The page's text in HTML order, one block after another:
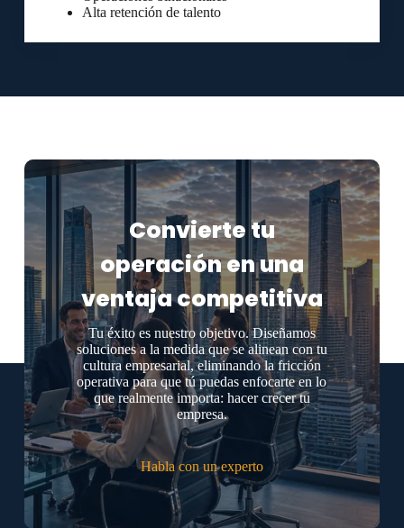
Alta retención de talento
Convierte tu
operación en una
ventaja competitiva
Tu éxito es nuestro objetivo. Diseñamos
soluciones a la medida que se alinean con tu
cultura empresarial, eliminando la fricción
operativa para que tú puedas enfocarte en lo
que realmente importa: hacer crecer tu
empresa.
Habla con un experto